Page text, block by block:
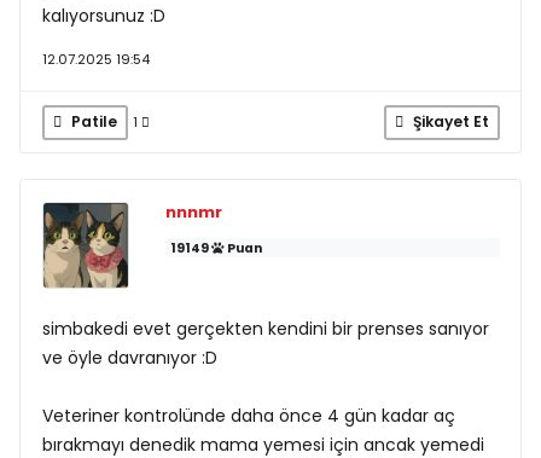
kalıyorsunuz :D
12.07.2025 19:54
Patile 1 Şikayet Et
nnnmr
19149 Puan
simbakedi evet gerçekten kendini bir prenses sanıyor
ve öyle davranıyor :D
Veteriner kontrolünde daha önce 4 gün kadar aç
bırakmayı denedik mama yemesi için ancak yemedi